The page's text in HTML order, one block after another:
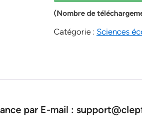
(Nombre de
Catégorie : Sciences
par E-mail :